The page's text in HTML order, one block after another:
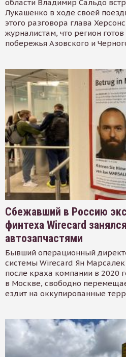
области Владимир Сальдо
Лукашенко в ходе своей
этого разговора глава
журналистам, что регион
побережья Азовского и
Сбежавший в Россию
финтеха Wirecard
автозапчастями
Бывший операционный
системы Wirecard Ян
после краха компании в 2020
в Москве, свободно
ездит на оккупированные